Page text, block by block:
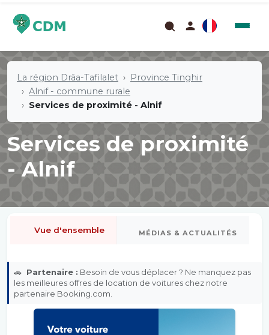
La région Drâa-Tafilalet
Province Tinghir
Alnif - commune rurale
Services de proximité - Alnif
Services de proximité
- Alnif
Vue d'ensemble MÉDIAS & ACTUALITÉS
🚗 Partenaire : Besoin de vous déplacer ? Ne manquez pas
les meilleures offres de location de voitures chez notre
partenaire Booking.com.